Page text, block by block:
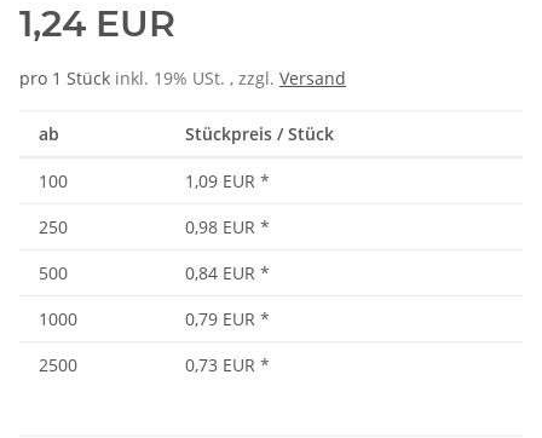
1,24 EUR
pro 1 Stück inkl. 19% USt. , zzgl. Versand
ab Stückpreis / Stück
100 1,09 EUR *
250
0,98 EUR *
500
0,84 EUR *
1000
0,79 EUR *
2500
0,73 EUR *